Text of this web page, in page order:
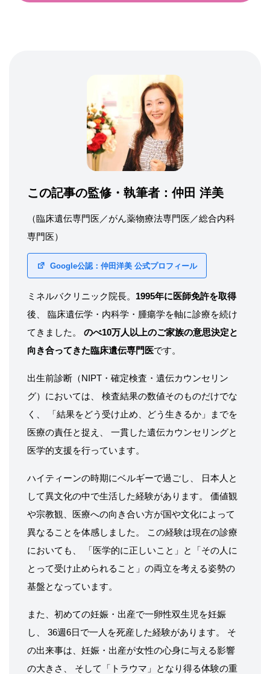
この記事の監修・執筆者：仲田 洋美
（臨床遺伝専門医／がん薬物療法専門医／総合内科
専門医）
Google公認：仲田洋美 公式プロフィール
ミネルバクリニック院長。 1995年に医師免許を取得
後、 臨床遺伝学・内科学・腫瘍学を軸に診療を続け
てきました。 のべ10万人以上のご家族の意思決定と
向き合ってきた臨床遺伝専門医です。
出生前診断（NIPT・確定検査・遺伝カウンセリン
グ）においては、 検査結果の数値そのものだけでな
く、 「結果をどう受け止め、どう生きるか」までを
医療の責任と捉え、 一貫した遺伝カウンセリングと
医学的支援を行っています。
ハイティーンの時期にベルギーで過ごし、 日本人と
して異文化の中で生活した経験があります。 価値観
や宗教観、医療への向き合い方が国や文化によって
異なることを体感しました。 この経験は現在の診療
においても、 「医学的に正しいこと」と「その人に
とって受け止められること」の両立を考える姿勢の
基盤となっています。
また、初めての妊娠・出産で一卵性双生児を妊娠
し、 36週6日で一人を死産した経験があります。 そ
の出来事は、妊娠・出産が女性の心身に与える影響
の大きさ、 そして「トラウマ」となり得る体験の重